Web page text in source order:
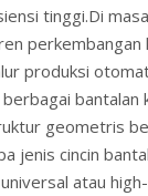
tinggi.Di
produksi
bantalan
geometris
jenis cincin
atau